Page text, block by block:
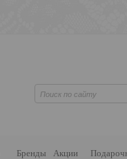
Бренды Акции